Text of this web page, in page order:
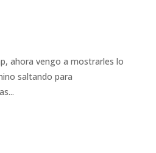
ahora vengo a mostrarles lo
saltando para